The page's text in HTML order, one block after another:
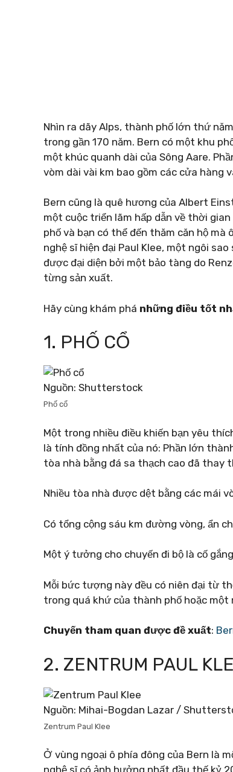
Nhìn ra dãy Alps, thành phố lớn thứ
trong gần 170 năm. Bern có một khu
một khúc quanh dài của Sông Aare.
vòm dài vài km bao gồm các cửa hàng
Bern cũng là quê hương của Albert
một cuộc triển lãm hấp dẫn về thời
phố và bạn có thể đến thăm căn hộ
nghệ sĩ hiện đại Paul Klee, một ngôi
được đại diện bởi một bảo tàng do
từng sản xuất.
Hãy cùng khám phá những điều tốt
1. PHỐ CỔ
Nguồn: Shutterstock
Phố cổ
Một trong nhiều điều khiến bạn yêu
là tính đồng nhất của nó: Phần lớn
tòa nhà bằng đá sa thạch cao đã thay
Nhiều tòa nhà được dệt bằng các mái
Có tổng cộng sáu km đường vòng, ẩn
Một ý tưởng cho chuyến đi bộ là cố
Mỗi bức tượng này đều có niên đại từ
trong quá khứ của thành phố hoặc
Chuyến tham quan được đề xuất:
2. ZENTRUM PAUL
Nguồn: Mihai-Bogdan Lazar /
Zentrum Paul Klee
Ở vùng ngoại ô phía đông của Bern là
nghệ sĩ có ảnh hưởng nhất đầu thế kỷ